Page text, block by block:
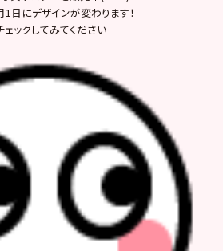
1日にデザインが変わります！
ックしてみてください